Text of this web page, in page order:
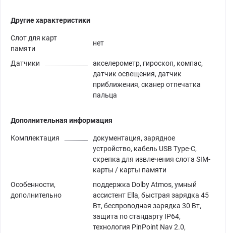
Другие характеристики
Слот для карт
памяти
нет
Датчики
акселерометр, гироскоп, компас,
датчик освещения, датчик
приближения, сканер отпечатка
пальца
Дополнительная информация
Комплектация
документация, зарядное
устройство, кабель USB Type-C,
скрепка для извлечения слота SIM-
карты / карты памяти
Особенности,
дополнительно
поддержка Dolby Atmos, умный
ассистент Ella, быстрая зарядка 45
Вт, беспроводная зарядка 30 Вт,
защита по стандарту IP64,
технология PinPoint Nav 2.0,